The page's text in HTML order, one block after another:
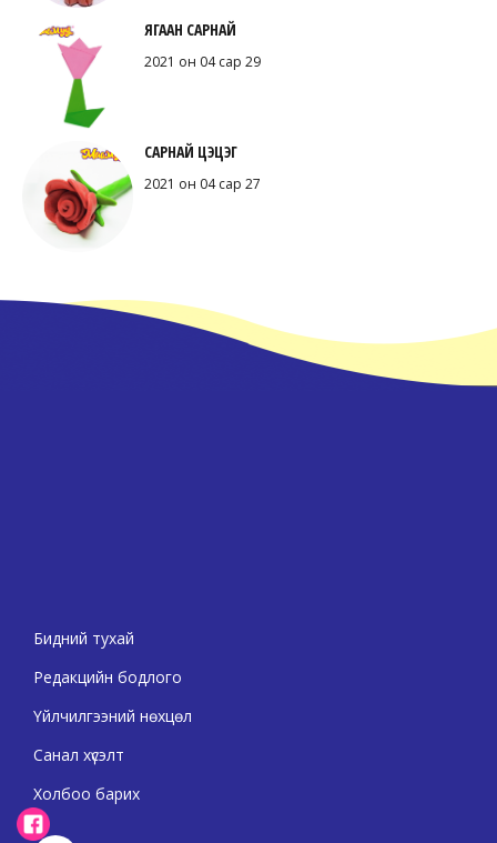
ЯГААН САРНАЙ
2021 он 04 сар 29
САРНАЙ ЦЭЦЭГ
2021 он 04 сар 27
Бидний тухай
Редакцийн бодлого
Үйлчилгээний нөхцөл
Санал хүсэлт
Холбоо барих